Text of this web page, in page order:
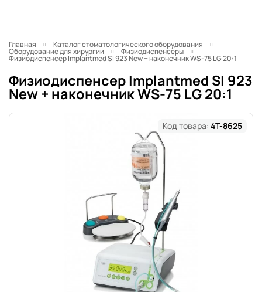
Главная Каталог стоматологического оборудования
Оборудование для хирургии Физиодиспенсеры
Физиодиспенсер Implantmed SI 923 New + наконечник WS-75 LG 20:1
Физиодиспенсер Implantmed SI 923
New + наконечник WS-75 LG 20:1
Код товара: 4T-8625